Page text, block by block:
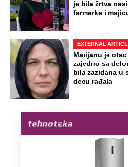
je bila žrtva
farmerke i
EXTERNAL
Marijanu je
zajedno sa
bila zazidana u
decu rađala